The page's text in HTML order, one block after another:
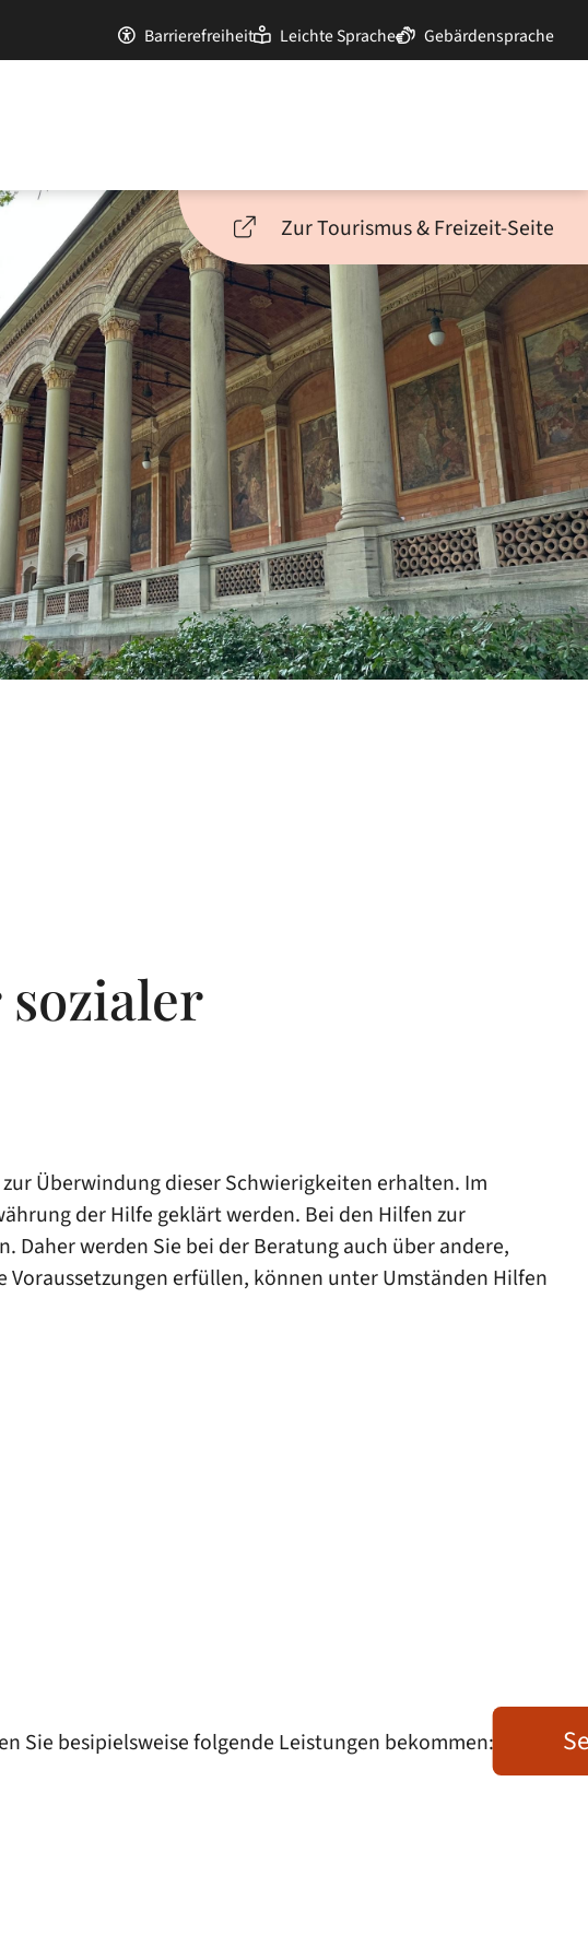
Barrierefreiheit Leichte Sprache Gebärdensprache
Zur Tourismus & Freizeit-Seite
Überwindung dieser Schwierigkeiten erhalten. Im
der Hilfe geklärt werden. Bei den Hilfen zur
Daher werden Sie bei der Beratung auch über andere,
erfüllen, können unter Umständen Hilfen
Sie besipielsweise folgende Leistungen bekommen: